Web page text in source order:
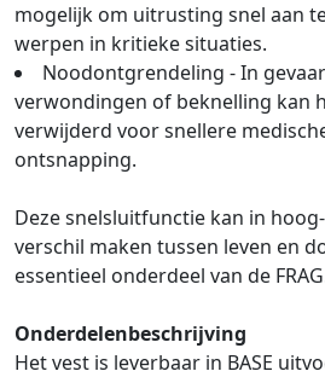
mogelijk om uitrusting snel aan
werpen in kritieke situaties.
Noodontgrendeling - In
verwondingen of beknelling kan
verwijderd voor snellere
ontsnapping.
Deze snelsluitfunctie kan in
verschil maken tussen leven en
essentieel onderdeel van de
Onderdelenbeschrijving
Het vest is leverbaar in BASE